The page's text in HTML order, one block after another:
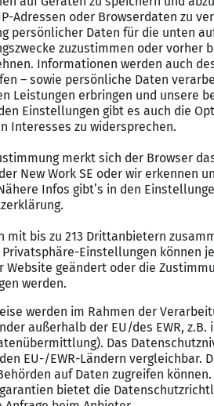
wird der
Geschichte werden und aktiv
Sie sich gerne direkt.
und realisieren
(private und public),
aus der
checks
und Implementierung
Ihren Kernaufgaben
Analyse von Fehlern im SAP-
und -performance liegt mit in